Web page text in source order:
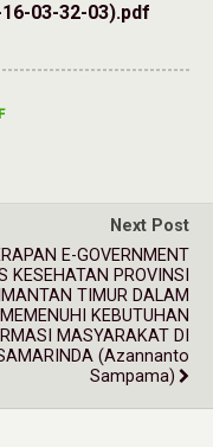
16-03-32-03).pdf
Next Post
E-GOVERNMENT
KESEHATAN PROVINSI
TIMUR DALAM
MEMENUHI KEBUTUHAN
MASYARAKAT DI
(Azannanto
Sampama)